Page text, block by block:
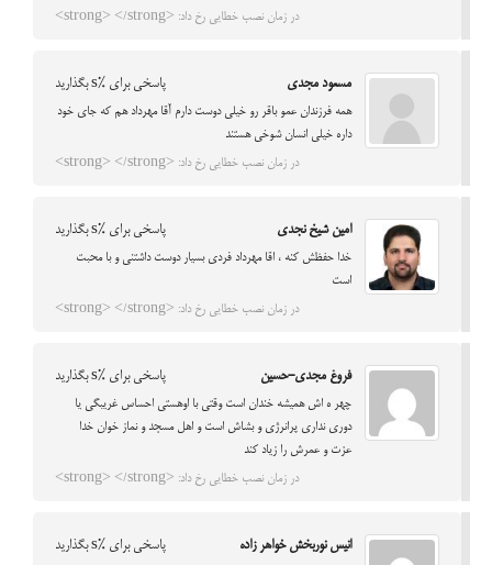
در زمان نصب خطایی رخ داد: <strong> </strong>
مسعود مجدی پاسخی برای %s بگذارید
همه فرزندان عمو باقر رو خیلی دوست دارم آقا مهرداد هم که جای خود
داره خیلی انسان شوخی هستند
در زمان نصب خطایی رخ داد: <strong> </strong>
امین شیخ نجدی پاسخی برای %s بگذارید
خدا حفظش کنه ، اقا مهرداد فردی بسیار دوست داشتنی و با محبت
است
در زمان نصب خطایی رخ داد: <strong> </strong>
فروغ مجدی-حسین پاسخی برای %s بگذارید
چهر ه اش همیشه خندان است وقتی با اوهستی احساس غریبگی یا
دوری نداری پرانرژی و بشاش است و اهل مسجد و نماز خوان خدا
عزت و عمرش را زیاد کند
در زمان نصب خطایی رخ داد: <strong> </strong>
انیس نوربخش خواهر زاده پاسخی برای %s بگذارید